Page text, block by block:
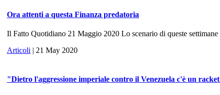
Ora attenti a questa Finanza predatoria
Il Fatto Quotidiano 21 Maggio 2020 Lo scenario di queste
Articoli | 21 May 2020
"Dietro l'aggressione imperiale contro il Venezuela c'è un